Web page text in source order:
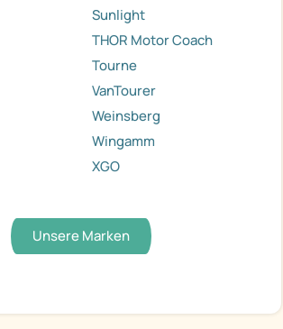
Sunlight
THOR Motor Coach
Tourne
VanTourer
Weinsberg
Wingamm
XGO
Unsere Marken